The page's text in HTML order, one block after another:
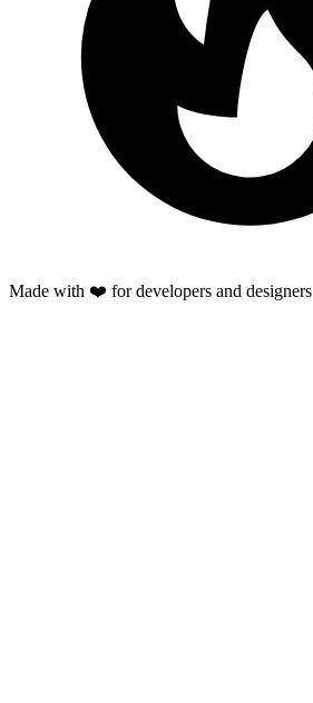
Made with ❤️ for developers and designers